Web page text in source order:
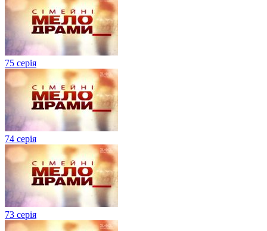
75 серія
74 серія
73 серія